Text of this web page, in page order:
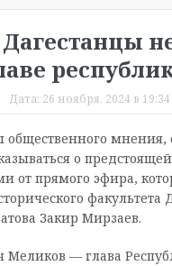
Дата: 26 ноября, 2024 в 19:34
мнения,
о
от прямого эфира,
факультета
Закир Мирзаев.
Меликов — глава